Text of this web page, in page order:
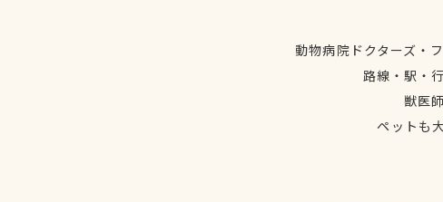
動物病院ドクターズ・
路線・駅・
獣医
ペットも